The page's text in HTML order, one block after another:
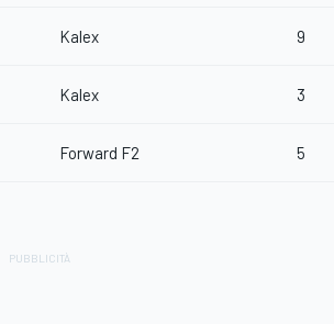
Kalex 9
Kalex 3
Forward F2 5